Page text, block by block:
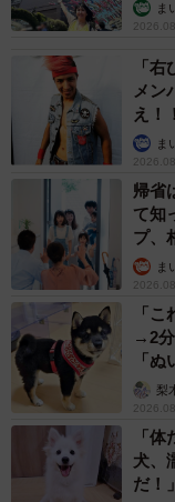
06-6195-9560 #マ
— メガ盛りマンモ
今日職場で出た弁当
pic.twitter.com/
— ｼﾊﾞｻﾝ
ま
「
メン
え！
ま
帰省
て知
プ、
ま
「
→2
「
梨
「
犬、
だ！